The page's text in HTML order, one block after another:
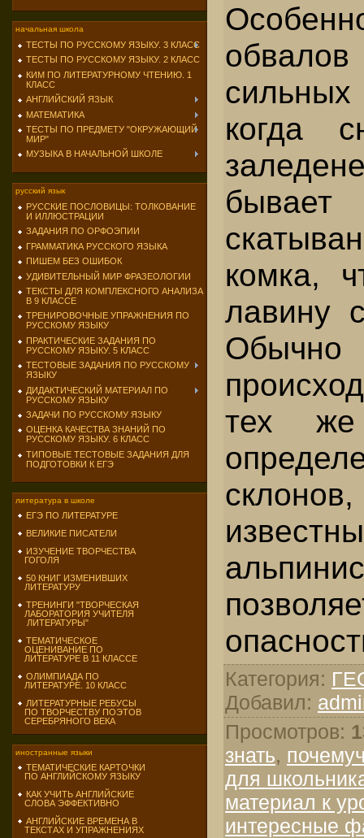
начальная школа
ТЕСТЫ ПО РУССКОМУ ЯЗЫКУ. 3 КЛАСС
ТЕСТЫ ПО РУССКОМУ ЯЗЫКУ. 2 КЛАСС
КИМ ПО ЛИТЕРАТУРНОМУ ЧТЕНИЮ. 1
КЛАСС
АНГЛИЙСКИЙ ЯЗЫК
МАТЕМАТИКА
ТЕСТЫ ПО ПРЕДМЕТУ "ОКРУЖАЮЩИЙ
МИР"
МУЗЫКА В НАЧАЛЬНОЙ ШКОЛЕ
русский язык
РУССКИЕ ПОСЛОВИЦЫ: ТОЛКОВАНИЕ
И ИЛЛЮСТРАЦИИ
ЗАДАНИЯ ПО ОРФОЭПИИ
ГРАММАТИКА РУССКОГО ЯЗЫКА
ПИШЕМ БЕЗ ОШИБОК
УДИВИТЕЛЬНЫЙ МИР ФРАЗЕОЛОГИИ
ТЕКСТЫ ДЛЯ КОМПЛЕКСНОГО АНАЛИЗА
В 9 КЛАССЕ
ТРЕНИРОВОЧНЫЕ УПРАЖНЕНИЯ ПО
РУССКОМУ ЯЗЫКУ
ПРАКТИЧЕСКИЕ ЗАДАНИЯ ПО
РУССКОМУ ЯЗЫКУ. 5 КЛАСС
ТЕСТОВЫЕ ЗАДАНИЯ ПО РУССКОМУ
ЯЗЫКУ
ДИДАКТИЧЕСКИЙ МАТЕРИАЛ ПО
РУССКОМУ ЯЗЫКУ
ЗАДАЧИ ПО РУССКОМУ ЯЗЫКУ
ОЦЕНКА КАЧЕСТВА ЗНАНИЙ ПО
РУССКОМУ ЯЗЫКУ. 6 КЛАСС
ТИПОВЫЕ ТЕСТОВЫЕ ЗАДАНИЯ ДЛЯ
ПОДГОТОВКИ К ЕГЭ
литература в школе
ЕГЭ ПО ЛИТЕРАТУРЕ
ВЕЛИКИЕ ПИСАТЕЛИ
ИЗУЧЕНИЕ ТВОРЧЕСТВА
ГОГОЛЯ
50 КНИГ ИЗМЕНИВШИХ
ЛИТЕРАТУРУ
ТРЕНИНГИ "ТВОРЧЕСКАЯ
ЛАБОРАТОРИЯ УЧИТЕЛЯ
ЛИТЕРАТУРЫ"
ТЕМАТИЧЕСКОЕ
ОЦЕНИВАНИЕ ПО
ЛИТЕРАТУРЕ В 11 КЛАССЕ
ОЛИМПИАДА ПО
ЛИТЕРАТУРЕ. 10 КЛАСС
ЛИТЕРАТУРНЫЕ РЕБУСЫ
ПО ТВОРЧЕСТВУ ПОЭТОВ
СЕРЕБРЯНОГО ВЕКА
иностранные языки
ТЕМАТИЧЕСКИЕ КАРТОЧКИ
ПО АНГЛИЙСКОМУ ЯЗЫКУ
КАК УЧИТЬ АНГЛИЙСКИЕ
СЛОВА ЭФФЕКТИВНО
АНГЛИЙСКИЕ ВРЕМЕНА В
ТЕКСТАХ И УПРАЖНЕНИЯХ
когда
бывает
комка,
лавину
тех
известны
Категория:
Добавил:
Просмотров:
знать,
для
материал к
интересные